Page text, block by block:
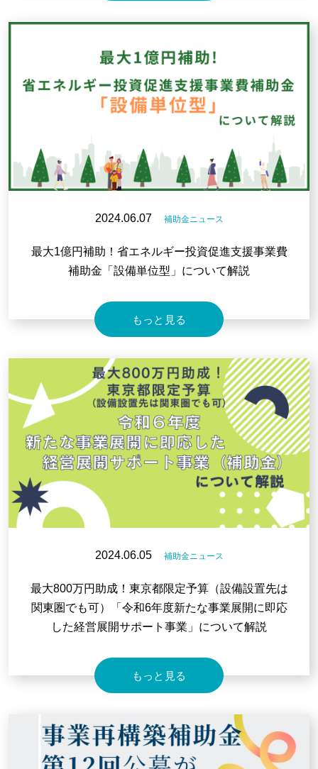
2024.06.07 補助金ニュース
最大1億円補助！省エネルギー投資促進支援事業費
補助金「設備単位型」について解説
もっと見る
2024.06.05 補助金ニュース
最大800万円助成！東京都限定予算（設備設置先は
関東圏でも可）「令和6年度新たな事業展開に即応
した経営展開サポート事業」について解説
もっと見る